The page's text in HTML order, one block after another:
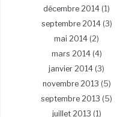
décembre 2014 (1)
septembre 2014(3)
mai 2014 (2)
mars 2014(4)
janvier 2014 (3)
novembre 2013 (5)
septembre 2013 (5)
juillet 2013 (1)